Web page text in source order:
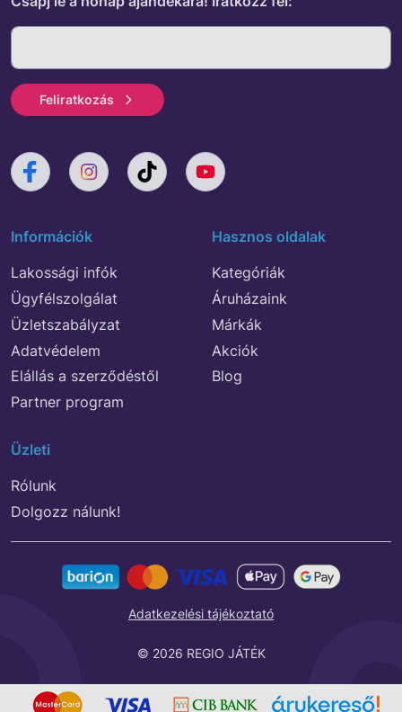
Feliratkozás
Információk
Lakossági infók
Ügyfélszolgálat
Üzletszabályzat
Adatvédelem
Elállás a szerződéstől
Partner program
Hasznos oldalak
Kategóriák
Áruházaink
Márkák
Akciók
Blog
Üzleti
Rólunk
Dolgozz nálunk!
© 2026 REGIO JÁTÉK
Adatkezelési tájékoztató